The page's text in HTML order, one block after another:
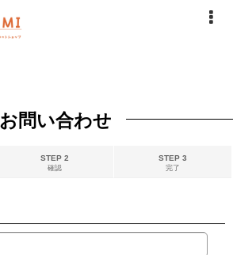
お問い合わせ
STEP 2
確認
STEP 3
完了